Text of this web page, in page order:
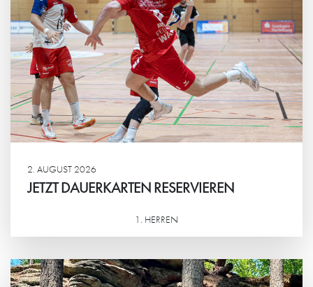
2. AUGUST 2026
JETZT DAUERKARTEN RESERVIEREN
1. HERREN